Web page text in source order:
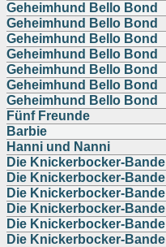
Geheimhund Bello Bond
Geheimhund Bello Bond
Geheimhund Bello Bond
Geheimhund Bello Bond
Geheimhund Bello Bond
Geheimhund Bello Bond
Geheimhund Bello Bond
Fünf Freunde
Barbie
Hanni und Nanni
Die Knickerbocker-Bande
Die Knickerbocker-Bande
Die Knickerbocker-Bande
Die Knickerbocker-Bande
Die Knickerbocker-Bande
Die Knickerbocker-Bande